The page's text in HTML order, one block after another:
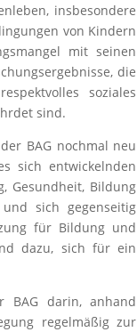
insbesondere
von Kindern
mit seinen
die
soziales
sind.
BAG nochmal neu
sich entwickelnden
Gesundheit, Bildung
sich gegenseitig
für Bildung und
dazu, sich für ein
BAG darin, anhand
regelmäßig zur